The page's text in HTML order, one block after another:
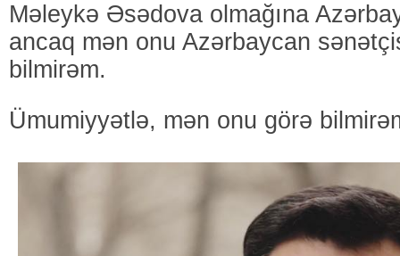
Məleykə Əsədova olmağına
ancaq mən onu Azərbaycan
bilmirəm.
Ümumiyyətlə, mən onu görə